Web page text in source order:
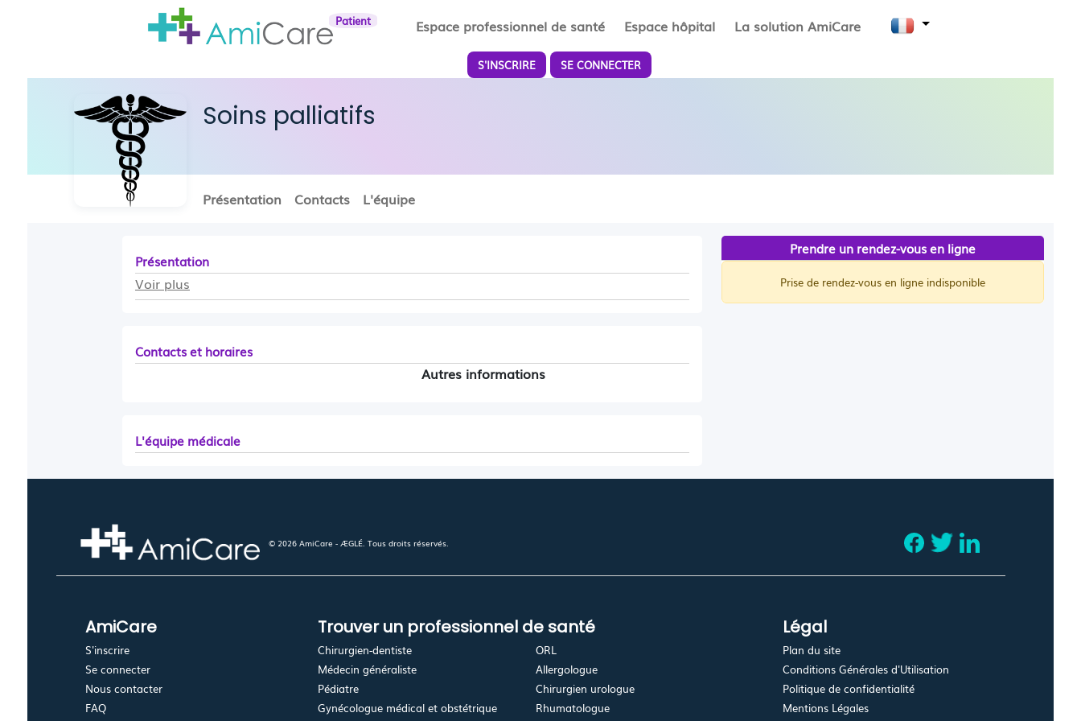
Patient Espace professionnel de santé Espace hôpital La solution AmiCare
S'INSCRIRE SE CONNECTER
Soins palliatifs
Présentation Contacts L'équipe
Présentation
Voir plus
Contacts et horaires
Autres informations
L'équipe médicale
Prendre un rendez-vous en ligne
Prise de rendez-vous en ligne indisponible
© 2026 AmiCare - ÆGLÉ. Tous droits réservés.
AmiCare
S'inscrire
Se connecter
Nous contacter
FAQ
Trouver un professionnel de santé
Chirurgien-dentiste
Médecin généraliste
Pédiatre
Gynécologue médical et obstétrique
ORL
Allergologue
Chirurgien urologue
Rhumatologue
Légal
Plan du site
Conditions Générales d'Utilisation
Politique de confidentialité
Mentions Légales